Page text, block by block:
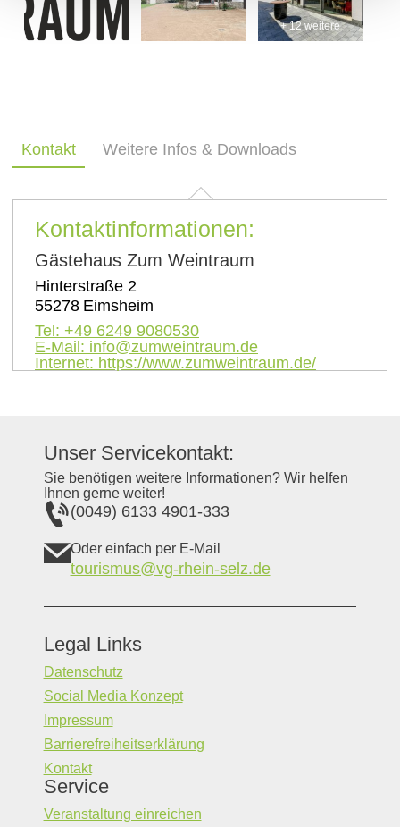
+ 12 weitere
Kontakt Weitere Infos & Downloads
Kontaktinformationen:
Gästehaus Zum Weintraum
Hinterstraße 2
55278 Eimsheim
Tel: +49 6249 9080530
E-Mail: info@zumweintraum.de
Internet: https://www.zumweintraum.de/
Unser Servicekontakt:
Sie benötigen weitere Informationen? Wir helfen
Ihnen gerne weiter!
(0049) 6133 4901-333
Oder einfach per E-Mail
tourismus@vg-rhein-selz.de
Legal Links
Datenschutz
Social Media Konzept
Impressum
Barrierefreiheitserklärung
Kontakt
Service
Veranstaltung einreichen